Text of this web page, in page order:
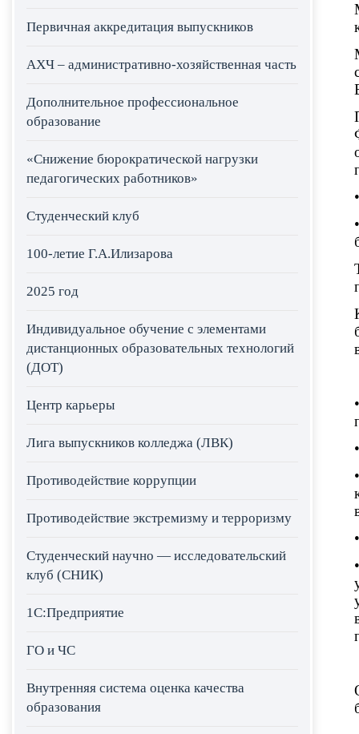
Первичная аккредитация выпускников
АХЧ – административно-хозяйственная часть
Дополнительное профессиональное
образование
«Снижение бюрократической нагрузки
педагогических работников»
Студенческий клуб
100-летие Г.А.Илизарова
2025 год
Индивидуальное обучение с элементами
дистанционных образовательных технологий
(ДОТ)
Центр карьеры
Лига выпускников колледжа (ЛВК)
Противодействие коррупции
Противодействие экстремизму и терроризму
Студенческий научно — исследовательский
клуб (СНИК)
1С:Предприятие
ГО и ЧС
Внутренняя система оценка качества
образования